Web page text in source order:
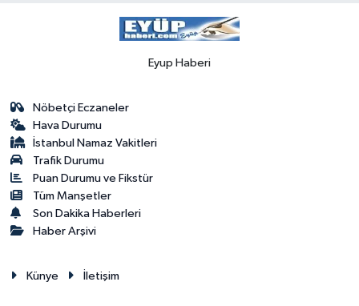
Eyup Haberi
Nöbetçi Eczaneler
Hava Durumu
İstanbul Namaz Vakitleri
Trafik Durumu
Puan Durumu ve Fikstür
Tüm Manşetler
Son Dakika Haberleri
Haber Arşivi
Künye İletişim